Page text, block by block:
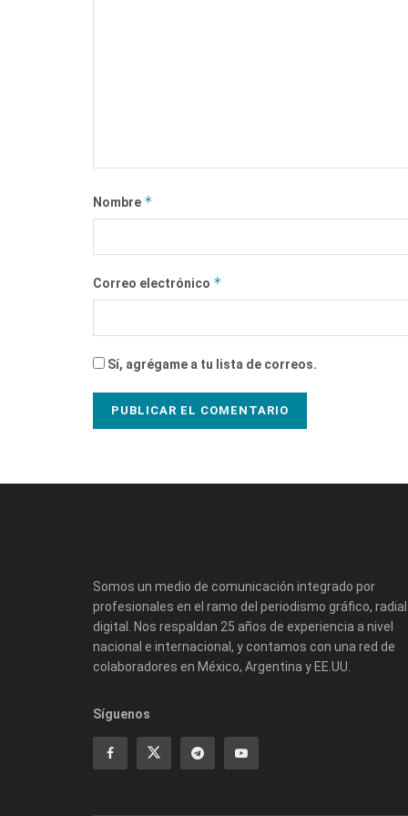
Nombre *
Correo electrónico *
Sí, agrégame a tu lista de correos.
Somos un medio de comunicación integrado por
profesionales en el ramo del periodismo gráfico,
digital. Nos respaldan 25 años de experiencia a nivel
nacional e internacional, y contamos con una red de
colaboradores en México, Argentina y EE.UU.
Síguenos